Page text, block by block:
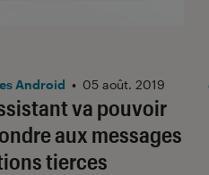
va pouvoir
aux messages
tierces
Android • 05 août. 2019